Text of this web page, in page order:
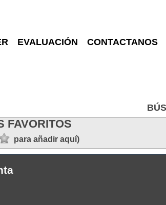
EVALUACIÓN CONTACTANOS
FAVORITOS
para añadir aquí)